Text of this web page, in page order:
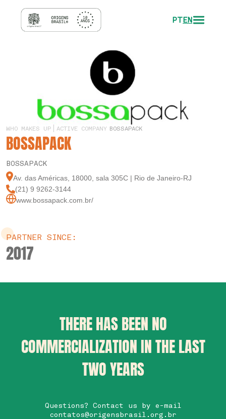
PTEN
WHO MAKES UP ACTIVE COMPANY BOSSAPACK
BOSSAPACK
BOSSAPACK
Av. das Américas, 18000, sala 305C | Rio de Janeiro-RJ
(21) 9 9262-3144
www.bossapack.com.br/
PARTNER SINCE:
2017
THERE HAS BEEN NO
COMMERCIALIZATION IN THE LAST
TWO YEARS
Questions? Contact us by e-mail
contatos@origensbrasil.org.br